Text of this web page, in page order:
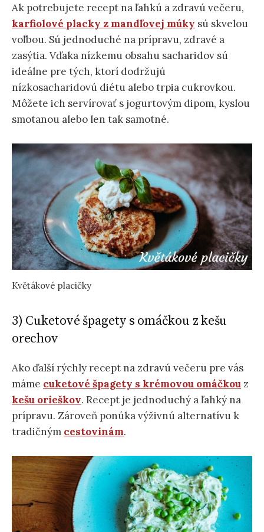
Ak potrebujete recept na ľahkú a zdravú večeru,
karfiolové placky z mandľovej múky sú skvelou
voľbou. Sú jednoduché na prípravu, zdravé a
zasýtia. Vďaka nízkemu obsahu sacharidov sú
ideálne pre tých, ktorí dodržujú
nízkosacharidovú diétu alebo trpia cukrovkou.
Môžete ich servírovať s jogurtovým dipom, kyslou
smotanou alebo len tak samotné.
Květákové placičky
3) Cuketové špagety s omáčkou z kešu
orechov
Ako ďalší rýchly recept na zdravú večeru pre vás
máme cuketové špagety s krémovou omáčkou z
kešu orieškov. Recept je jednoduchý a ľahký na
prípravu. Zároveň ponúka výživnú alternatívu k
tradičným cestovinám.